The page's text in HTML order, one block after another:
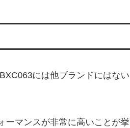
には他ブランドにはない
ーマンスが非常に高いことが挙